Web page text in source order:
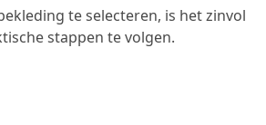
te selecteren, is het zinvol
stappen te volgen.